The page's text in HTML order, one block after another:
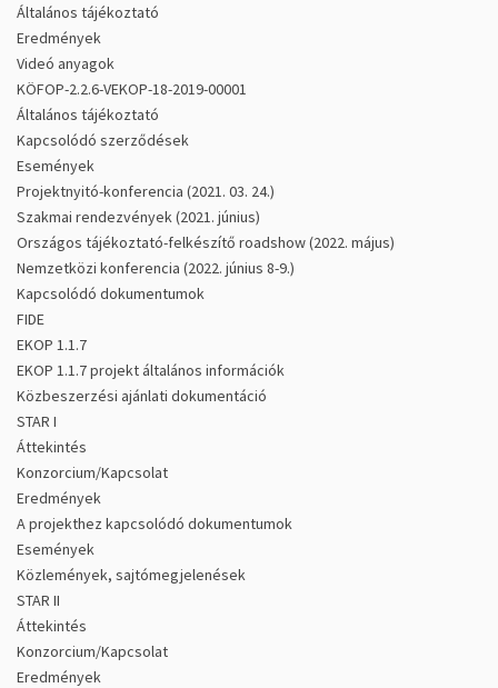
Általános tájékoztató
Eredmények
Videó anyagok
KÖFOP-2.2.6-VEKOP-18-2019-00001
Általános tájékoztató
Kapcsolódó szerződések
Események
Projektnyitó-konferencia (2021. 03. 24.)
Szakmai rendezvények (2021. június)
Országos tájékoztató-felkészítő roadshow (2022. május)
Nemzetközi konferencia (2022. június 8-9.)
Kapcsolódó dokumentumok
FIDE
EKOP 1.1.7
EKOP 1.1.7 projekt általános információk
Közbeszerzési ajánlati dokumentáció
STAR I
Áttekintés
Konzorcium/Kapcsolat
Eredmények
A projekthez kapcsolódó dokumentumok
Események
Közlemények, sajtómegjelenések
STAR II
Áttekintés
Konzorcium/Kapcsolat
Eredmények